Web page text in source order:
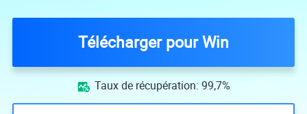
Télécharger pour Win
 Taux de récupération: 99,7%